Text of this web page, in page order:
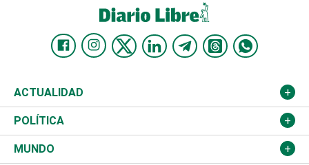
ACTUALIDAD
Nacional
Ciudad
POLÍTICA
Partidos
MUNDO